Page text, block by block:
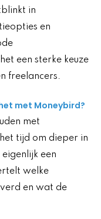
in
en
een sterke keuze
freelancers.
met Moneybird?
met
tijd om dieper in
een
welke
en wat de